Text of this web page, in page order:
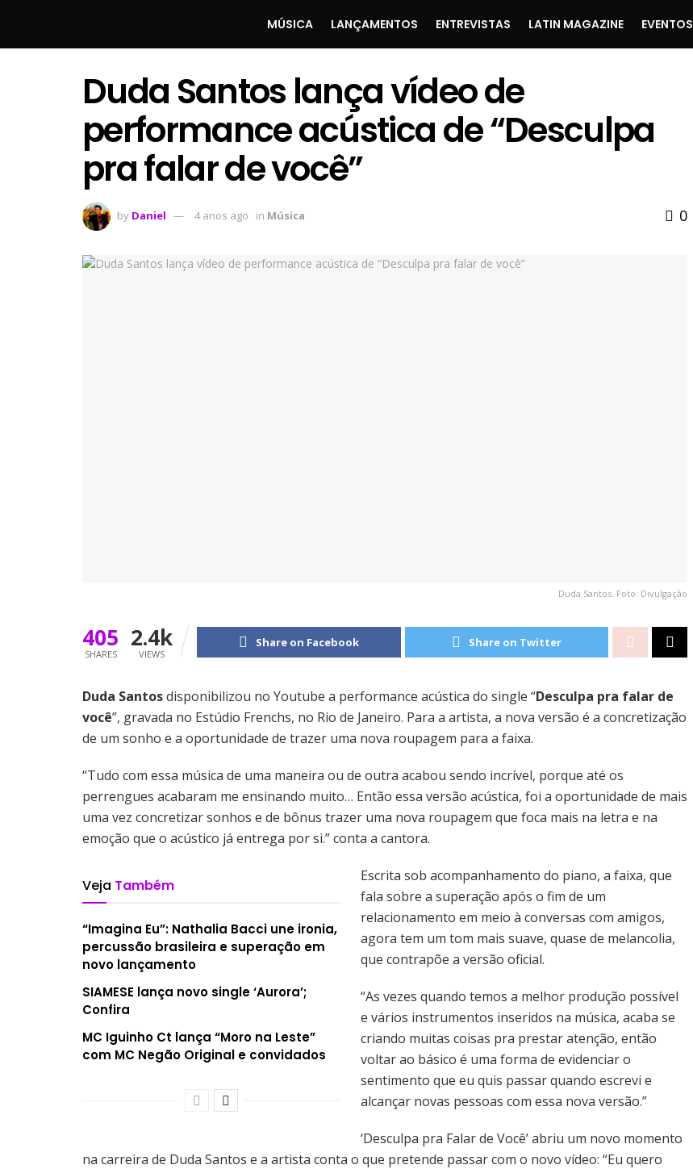
MÚSICA LANÇAMENTOS ENTREVISTAS LATIN MAGAZINE EVENTOS
Duda Santos lança vídeo de
performance acústica de “Desculpa
pra falar de você”
by Daniel 4 anos ago in Música 0
Duda Santos. Foto: Divulgação
405
SHARES
2.4k
VIEWS
Share on Facebook Share on Twitter
Duda Santosdisponibilizou no Youtube a performance acústica do single “Desculpa pra falar de
você”, gravada no Estúdio Frenchs, no Rio de Janeiro. Para a artista, a nova versão é a concretização
de um sonho e a oportunidade de trazer uma nova roupagem para a faixa.
“Tudo com essa música de uma maneira ou de outra acabou sendo incrível, porque até os
perrengues acabaram me ensinando muito… Então essa versão acústica, foi a oportunidade de mais
uma vez concretizar sonhos e de bônus trazer uma nova roupagem que foca mais na letra e na
emoção que o acústico já entrega por si.” conta a cantora.
Veja Também
“Imagina Eu”: Nathalia Bacci une ironia,
percussão brasileira e superação em
novo lançamento
SIAMESE lança novo single ‘Aurora’;
Confira
MC Iguinho Ct lança “Moro na Leste”
com MC Negão Original e convidados
Escrita sob acompanhamento do piano, a faixa, que
fala sobre a superação após o fim de um
relacionamento em meio à conversas com amigos,
agora tem um tom mais suave, quase de melancolia,
que contrapõe a versão oficial.
“As vezes quando temos a melhor produção possível
e vários instrumentos inseridos na música, acaba se
criando muitas coisas pra prestar atenção, então
voltar ao básico é uma forma de evidenciar o
sentimento que eu quis passar quando escrevi e
alcançar novas pessoas com essa nova versão.”
‘Desculpa pra Falar de Você’ abriu um novo momento
na carreira de Duda Santos e a artista conta o que pretende passar com o novo vídeo: “Eu quero